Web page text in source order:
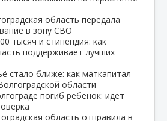
область передала
в зону СВО
тысяч и стипендия: как
поддерживает лучших
стало ближе: как маткапитал
области
погиб ребёнок: идёт
область отправила в